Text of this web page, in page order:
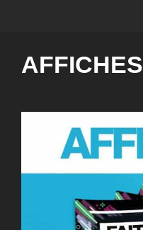
AFFICHES